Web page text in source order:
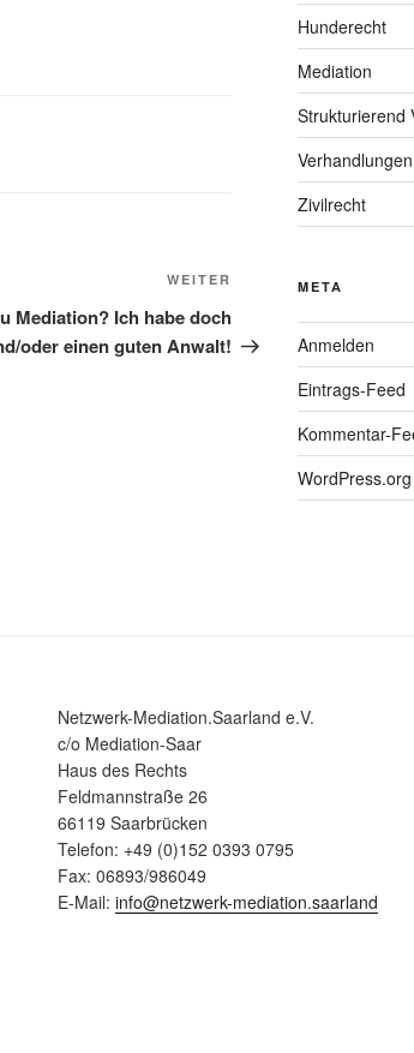
Nächster
WEITER
Mediation? Ich habe doch
oder einen guten Anwalt!
Hunderecht
Mediation
Strukturierend
Verhandlungen
Zivilrecht
META
Anmelden
Eintrags-Feed
Kommentar-
WordPress.org
Netzwerk-Mediation.Saarland e.V.
c/o Mediation-Saar
Haus des Rechts
Feldmannstraße 26
66119 Saarbrücken
Telefon: +49 (0)152 0393 0795
Fax: 06893/986049
E-Mail: info@netzwerk-mediation.saarland